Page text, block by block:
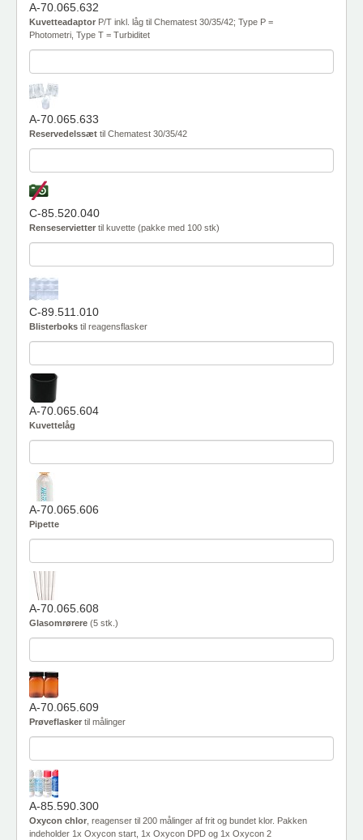
A-70.065.632
Kuvetteadaptor P/T inkl. låg til Chematest 30/35/42; Type P =
Photometri, Type T = Turbiditet
A-70.065.633
Reservedelssæt til Chematest 30/35/42
C-85.520.040
Renseservietter til kuvette (pakke med 100 stk)
C-89.511.010
Blisterboks til reagensflasker
A-70.065.604
Kuvettelåg
A-70.065.606
Pipette
A-70.065.608
Glasomrørere (5 stk.)
A-70.065.609
Prøveflasker til målinger
A-85.590.300
Oxycon chlor , reagenser til 200 målinger af frit og bundet klor. Pakken
indeholder 1x Oxycon start, 1x Oxycon DPD og 1x Oxycon 2